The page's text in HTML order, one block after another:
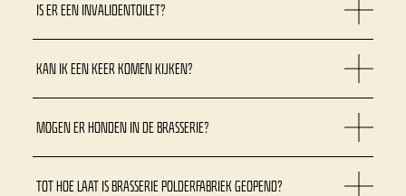
IS ER EEN INVALIDENTOILET?
KAN IK EEN KEER KOMEN KIJKEN?
MOGEN ER HONDEN IN DE BRASSERIE?
TOT HOE LAAT IS BRASSERIE POLDERFABRIEK GEOPEND?